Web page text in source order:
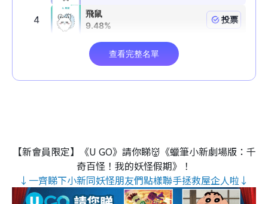
【新會員限定】《U GO》請你睇👹《蠟筆小新劇場版：千
奇百怪！我的妖怪假期》！
↓一齊睇下小新同妖怪朋友們點樣聯手拯救屋企人啦↓